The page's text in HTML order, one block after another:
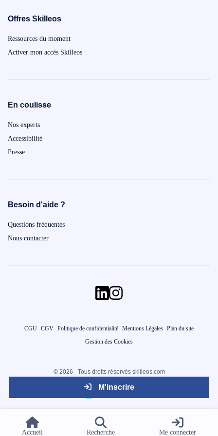
Accueil Recherche Me connecter
M'inscrire
Offres Skilleos
Ressources du moment
Activer mon accès Skilleos
En coulisse
Nos experts
Accessibilité
Presse
Besoin d'aide ?
Questions fréquentes
Nous contacter
CGU CGV Politique de confidentialité Mentions Légales Plan du site
Gestion des Cookies
© 2026 - Tous droits réservés skilleos.com